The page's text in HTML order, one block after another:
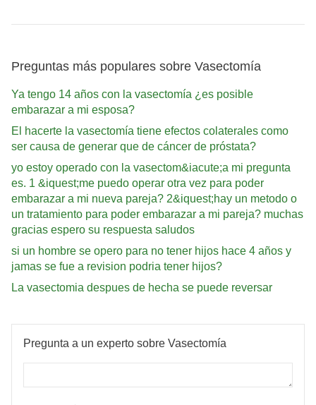
Preguntas más populares sobre Vasectomía
Ya tengo 14 años con la vasectomía ¿es posible
embarazar a mi esposa?
El hacerte la vasectomía tiene efectos colaterales como
ser causa de generar que de cáncer de próstata?
yo estoy operado con la vasectom&iacute;a mi pregunta
es. 1 &iquest;me puedo operar otra vez para poder
embarazar a mi nueva pareja? 2&iquest;hay un metodo o
un tratamiento para poder embarazar a mi pareja? muchas
gracias espero su respuesta saludos
si un hombre se opero para no tener hijos hace 4 años y
jamas se fue a revision podria tener hijos?
La vasectomia despues de hecha se puede reversar
Pregunta a un experto sobre Vasectomía